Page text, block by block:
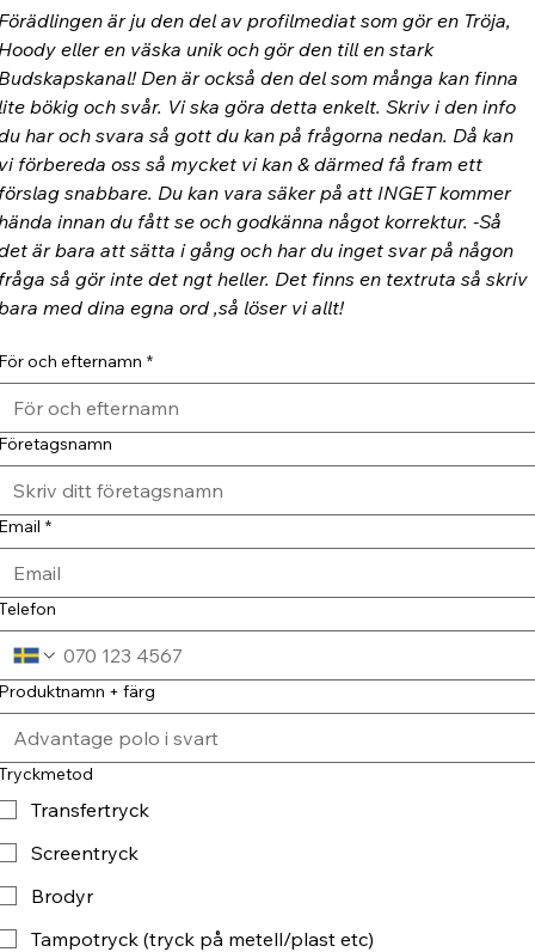
är ju den del av profilmediat som gör en Tröja,
eller en väska unik och gör den till en stark
Den är också den del som många kan finna
bökig och svår. Vi ska göra detta enkelt. Skriv i den info
har och svara så gott du kan på frågorna nedan. Då kan
förbereda oss så mycket vi kan & därmed få fram ett
snabbare. Du kan vara säker på att INGET kommer
innan du fått se och godkänna något korrektur. -Så
är bara att sätta i gång och har du inget svar på någon
så gör inte det ngt heller. Det finns en textruta så skriv
med dina egna ord ,så löser vi allt!
och efternamn *
*
+ färg
Transfertryck
Screentryck
Brodyr
Tampotryck (tryck på metell/plast etc)